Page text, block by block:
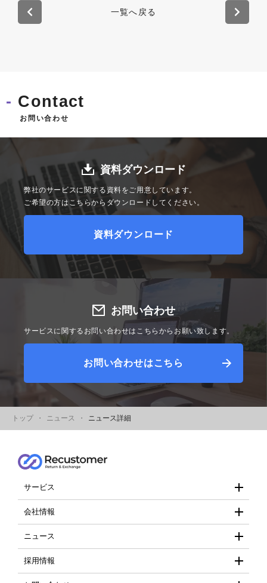
一覧へ戻る
Contact
お問い合わせ
資料ダウンロード
弊社のサービスに関する資料をご用意しています。
ご希望の方はこちらからダウンロードしてください。
資料ダウンロード
お問い合わせ
サービスに関するお問い合わせはこちらからお願い致します。
お問い合わせはこちら
トップ ニュース ニュース詳細
サービス
- Recustomer
会社情報
ニュース
- お知らせ
採用情報
- 採用情報